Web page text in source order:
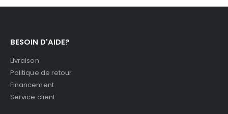
BESOIN D'AIDE?
Livraison
Politique de retour
Financement
Service client